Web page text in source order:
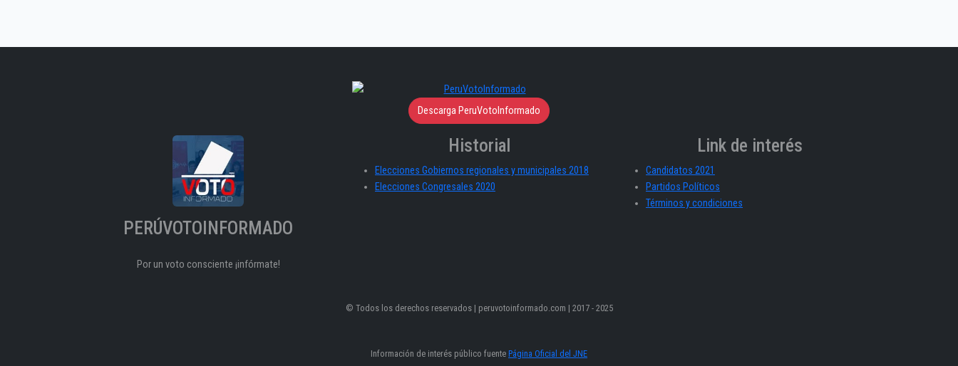
Descarga PeruVotoInformado
PERÚVOTOINFORMADO
Por un voto consciente ¡infórmate!
Historial
Elecciones Gobiernos regionales y municipales 2018
Elecciones Congresales 2020
Link de interés
Candidatos 2021
Partidos Políticos
Términos y condiciones
© Todos los derechos reservados | peruvotoinformado.com | 2017 - 2025
Información de interés público fuente Página Oficial del JNE